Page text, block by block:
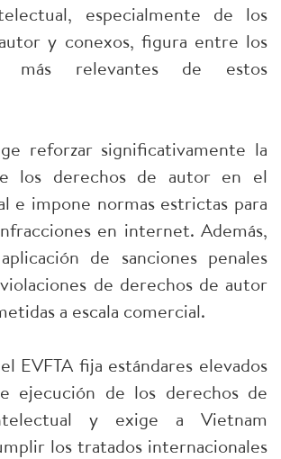
especialmente de los
y conexos, figura entre los
más relevantes de estos
reforzar significativamente la
los derechos de autor en el
e impone normas estrictas para
en internet. Además,
de sanciones penales
de derechos de autor
a escala comercial.
EVFTA fija estándares elevados
ejecución de los derechos de
y exige a Vietnam
los tratados internacionales